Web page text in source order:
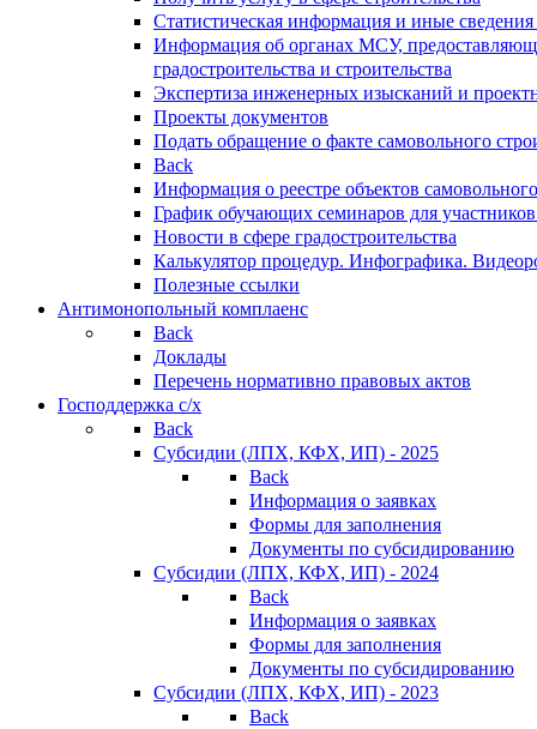
Статистическая информация и иные сведения
Информация об органах МСУ,
градостроительства и строительства
Экспертиза инженерных изысканий и
Проекты документов
Подать обращение о факте самовольного
Back
Информация о реестре объектов
График обучающих семинаров для участников
Новости в сфере градостроительства
Калькулятор процедур. Инфографика.
Полезные ссылки
Антимонопольный комплаенс
Back
Доклады
Перечень нормативно правовых актов
Господдержка с/х
Back
Субсидии (ЛПХ, КФХ, ИП) - 2025
Back
Информация о заявках
Формы для заполнения
Документы по субсидированию
Субсидии (ЛПХ, КФХ, ИП) - 2024
Back
Информация о заявках
Формы для заполнения
Документы по субсидированию
Субсидии (ЛПХ, КФХ, ИП) - 2023
Back